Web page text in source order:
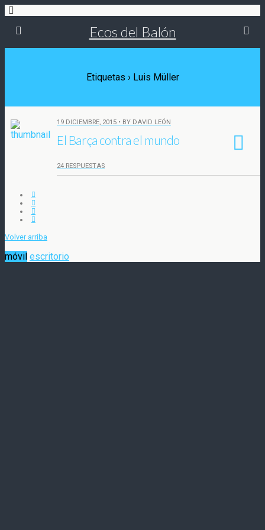
Ecos del Balón
Etiquetas › Luis Müller
19 DICIEMBRE, 2015 • BY DAVID LEÓN
El Barça contra el mundo
24 RESPUESTAS
Volver arriba
móvil escritorio